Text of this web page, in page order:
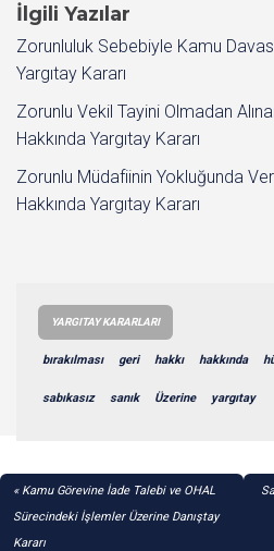
İlgili Yazılar
Zorunluluk Sebebiyle Kamu
Yargıtay Kararı
Zorunlu Vekil Tayini Olmadan
Hakkında Yargıtay Kararı
Zorunlu Müdafiinin Yokluğunda
Hakkında Yargıtay Kararı
YARGITAY KARARLARI
bırakılması geri hakkı hakkında
sabıkasız sanık Üzerine yargıtay
YAZI
GEZINMESI
Kamu Görevine İade Talebi ve OHAL
Sürecindeki İşlemler Üzerine Danıştay
Kararı